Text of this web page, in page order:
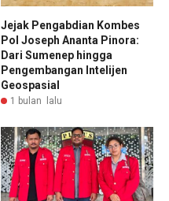
Jejak Pengabdian Kombes
Pol Joseph Ananta Pinora:
Dari Sumenep hingga
Pengembangan Intelijen
Geospasial
1 bulan lalu